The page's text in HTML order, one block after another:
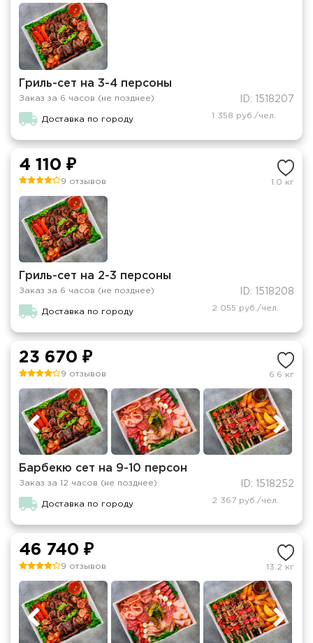
Гриль-сет на 3-4 персоны
Заказ за 6 часов (не позднее) ID: 1518207
Доставка по городу 1 358 руб./чел.
4 110 ₽
9 отзывов 1.0 кг
Гриль-сет на 2-3 персоны
Заказ за 6 часов (не позднее) ID: 1518208
Доставка по городу 2 055 руб./чел.
23 670 ₽
9 отзывов 6.6 кг
Барбекю сет на 9-10 персон
Заказ за 12 часов (не позднее) ID: 1518252
Доставка по городу 2 367 руб./чел.
46 740 ₽
9 отзывов 13.2 кг